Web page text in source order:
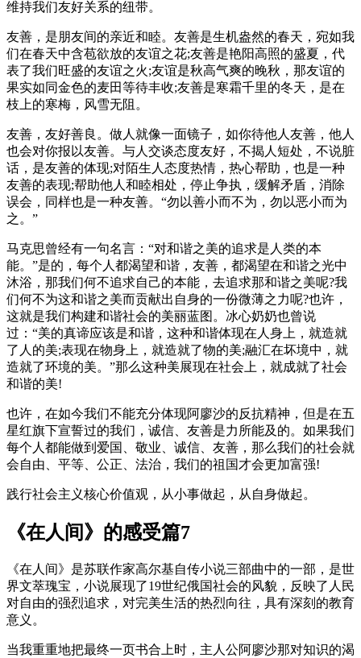
维持我们友好关系的纽带。
友善，是朋友间的亲近和睦。友善是生机盎然的春天，宛如我
们在春天中含苞欲放的友谊之花;友善是艳阳高照的盛夏，代
表了我们旺盛的友谊之火;友谊是秋高气爽的晚秋，那友谊的
果实如同金色的麦田等待丰收;友善是寒霜千里的冬天，是在
枝上的寒梅，风雪无阻。
友善，友好善良。做人就像一面镜子，如你待他人友善，他人
也会对你报以友善。与人交谈态度友好，不揭人短处，不说脏
话，是友善的体现;对陌生人态度热情，热心帮助，也是一种
友善的表现;帮助他人和睦相处，停止争执，缓解矛盾，消除
误会，同样也是一种友善。“勿以善小而不为，勿以恶小而为
之。”
马克思曾经有一句名言：“对和谐之美的追求是人类的本
能。”是的，每个人都渴望和谐，友善，都渴望在和谐之光中
沐浴，那我们何不追求自己的本能，去追求那和谐之美呢?我
们何不为这和谐之美而贡献出自身的一份微薄之力呢?也许，
这就是我们构建和谐社会的美丽蓝图。冰心奶奶也曾说
过：“美的真谛应该是和谐，这种和谐体现在人身上，就造就
了人的美;表现在物身上，就造就了物的美;融汇在坏境中，就
造就了环境的美。”那么这种美展现在社会上，就成就了社会
和谐的美!
也许，在如今我们不能充分体现阿廖沙的反抗精神，但是在五
星红旗下宣誓过的我们，诚信、友善是力所能及的。如果我们
每个人都能做到爱国、敬业、诚信、友善，那么我们的社会就
会自由、平等、公正、法治，我们的祖国才会更加富强!
践行社会主义核心价值观，从小事做起，从自身做起。
《在人间》的感受篇7
《在人间》是苏联作家高尔基自传小说三部曲中的一部，是世
界文萃瑰宝，小说展现了19世纪俄国社会的风貌，反映了人民
对自由的强烈追求，对完美生活的热烈向往，具有深刻的教育
意义。
当我重重地把最终一页书合上时，主人公阿廖沙那对知识的渴